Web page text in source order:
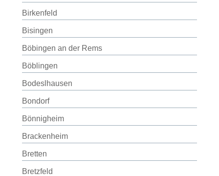
Birkenfeld
Bisingen
Böbingen an der Rems
Böblingen
Bodeslhausen
Bondorf
Bönnigheim
Brackenheim
Bretten
Bretzfeld